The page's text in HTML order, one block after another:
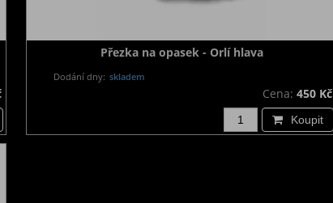
Přezka na opasek - Orlí hlava
Dodání dny: skladem
Cena: 450 Kč
Koupit